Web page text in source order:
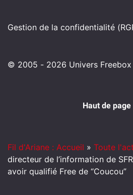
Gestion de la confidentialité
© 2005 - 2026 Univers Freebox
Haut de page
Fil d'Ariane : Accueil » Toute
directeur de l’information de
avoir qualifié Free de “Coucou”